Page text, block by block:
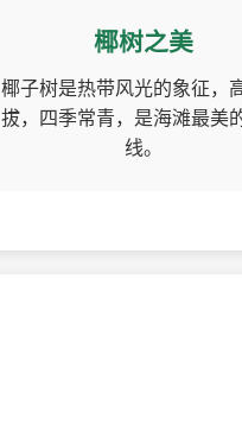
椰树之美
椰子树是热带风光的象征，
拔，四季常青，是海滩最美
线。